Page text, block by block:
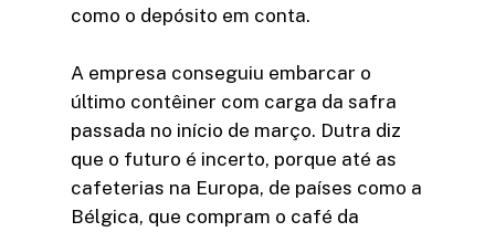
como o depósito em conta.
A empresa conseguiu embarcar o
último contêiner com carga da safra
passada no início de março. Dutra diz
que o futuro é incerto, porque até as
cafeterias na Europa, de países como a
Bélgica, que compram o café da